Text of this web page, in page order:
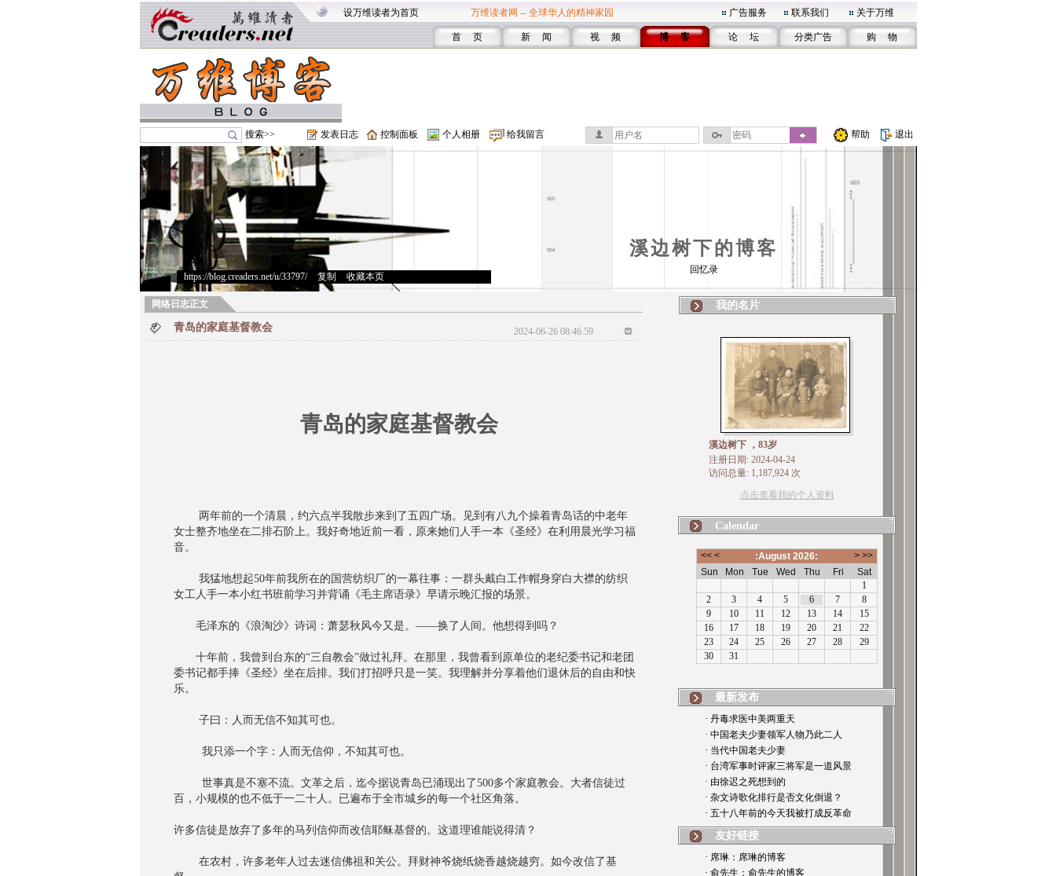
设万维读者为首页 万维读者网 -- 全球华人的精神家园 广告服务 联系我们 关于万维
首 页 新 闻 视 频 博 客 论 坛 分类广告 购 物
搜索>> 发表日志 控制面板 个人相册 给我留言 帮助 退出
溪边树下的博客
https://blog.creaders.net/u/33797/> 复制 收藏本页
回忆录
网络日志正文
青岛的家庭基督教会 2024-06-26 08:46:59
青岛的家庭基督教会
两年前的一个清晨，约六点半我散步来到了五四广场。见到有八九个操着青岛话的中老年
女士整齐地坐在二排石阶上。我好奇地近前一看，原来她们人手一本《圣经》在利用晨光学习福
音。
我猛地想起50年前我所在的国营纺织厂的一幕往事：一群头戴白工作帽身穿白大襟的纺织
女工人手一本小红书班前学习并背诵《毛主席语录》早请示晚汇报的场景。
毛泽东的《浪淘沙》诗词：萧瑟秋风今又是。——换了人间。他想得到吗？
十年前，我曾到台东的“三自教会”做过礼拜。在那里，我曾看到原单位的老纪委书记和老团
委书记都手捧《圣经》坐在后排。我们打招呼只是一笑。我理解并分享着他们退休后的自由和快
乐。
子曰：人而无信不知其可也。
我只添一个字：人而无信仰，不知其可也。
世事真是不塞不流。文革之后，迄今据说青岛已涌现出了500多个家庭教会。大者信徒过
百，小规模的也不低于一二十人。已遍布于全市城乡的每一个社区角落。
许多信徒是放弃了多年的马列信仰而改信耶稣基督的。这道理谁能说得清？
在农村，许多老年人过去迷信佛祖和关公。拜财神爷烧纸烧香越烧越穷。如今改信了基
我的名片
溪边树下 ，83岁
注册日期: 2024-04-24
访问总量: 1,187,924 次
点击查看我的个人资料
Calendar
最新发布
· 丹毒求医中美两重天
· 中国老夫少妻领军人物乃此二人
· 当代中国老夫少妻
· 台湾军事时评家三将军是一道风景
· 由徐迟之死想到的
· 杂文诗歌化排行是否文化倒退？
· 五十八年前的今天我被打成反革命
友好链接
· 席琳：席琳的博客
· 俞先生：俞先生的博客